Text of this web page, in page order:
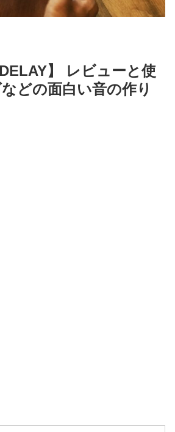
】 レビューと使
どの面白い音の作り